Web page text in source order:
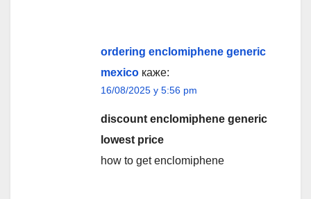
ordering enclomiphene generic
mexico каже:
16/08/2025 у 5:56 pm
discount enclomiphene generic
lowest price
how to get enclomiphene